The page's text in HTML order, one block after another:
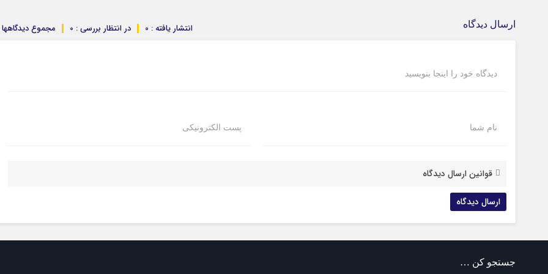
ارسال دیدگاه مجموع دیدگاهها در انتظار بررسی : 0 انتشار یافته : 0
دیدگاه خود را اینجا بنویسید
نام شما پست الکترونیکی
قوانین ارسال دیدگاه
جستجو کن …